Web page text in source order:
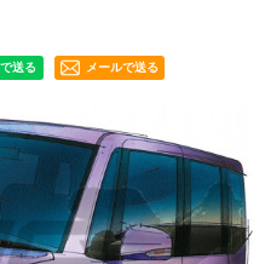
メールで送る